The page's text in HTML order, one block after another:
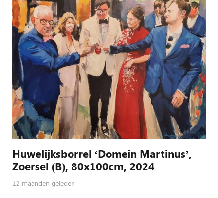
Huwelijksborrel ‘Domein Martinus’,
Zoersel (B), 80x100cm, 2024
12 maanden geleden